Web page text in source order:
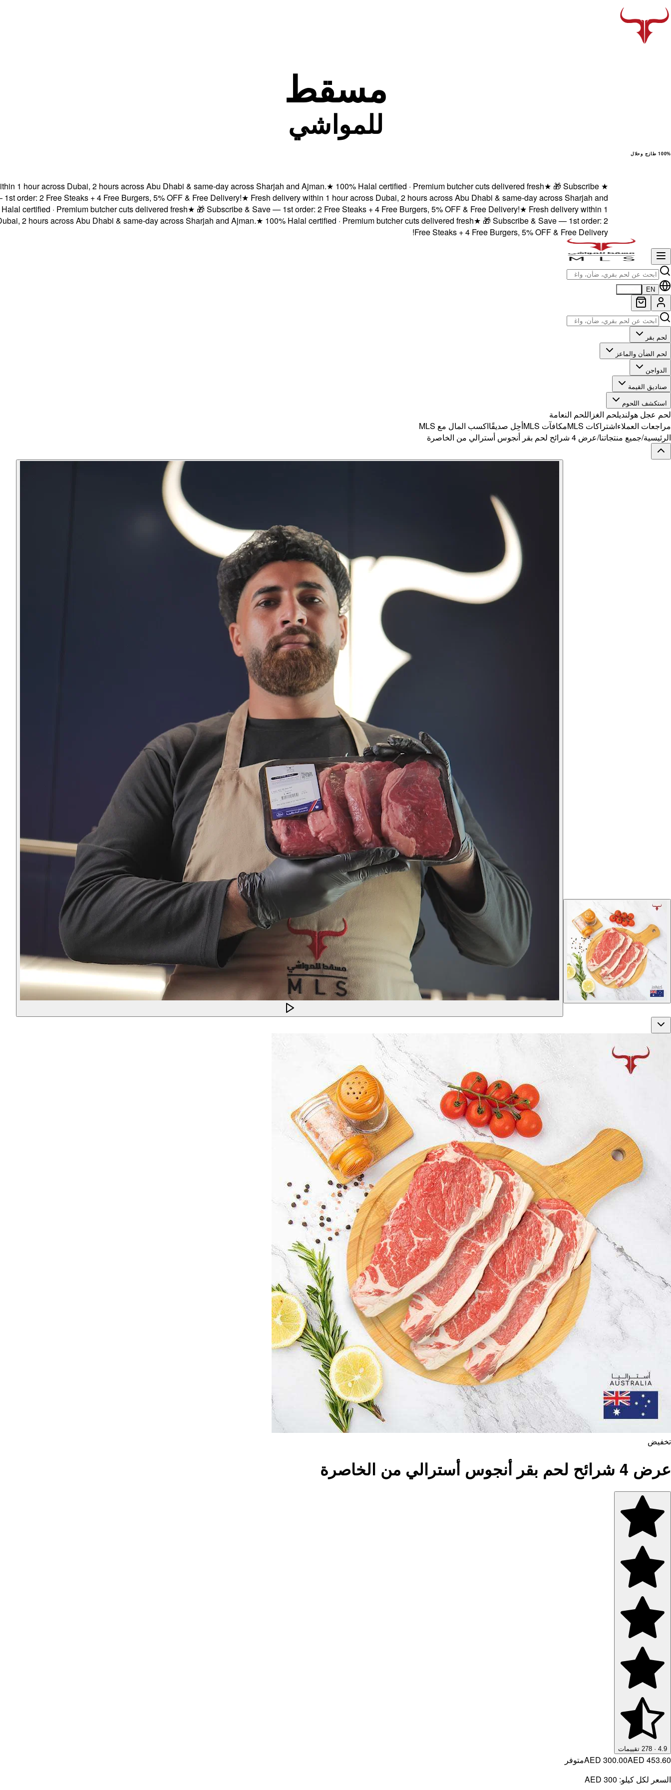
مسقط
للمواشي
100% طازج وحلال
★
hour across Dubai, 2 hours across Abu Dhabi & same-day across Sharjah and Ajman.★100% Halal certified · Premium butcher cuts delivered fresh ★🎁 Subscribe
2 Free Steaks + 4 Free Burgers, 5% OFF & Free Delivery!★Fresh delivery within 1 hour across Dubai, 2 hours across Abu Dhabi & same-day across Sharjah and
· Premium butcher cuts delivered fresh ★🎁 Subscribe & Save — 1st order: 2 Free Steaks + 4 Free Burgers, 5% OFF & Free Delivery!★Fresh delivery within 1
hours across Abu Dhabi & same-day across Sharjah and Ajman.★100% Halal certified · Premium butcher cuts delivered fresh ★🎁 Subscribe & Save — 1st order: 2
Free Steaks + 4 Free Burgers, 5% OFF & Free Delivery!
EN
لحم بقر
لحم الضأن والماعز
الدواجن
صناديق القيمة
استكشف اللحوم
لحم عجل هولنديلحم الغزاللحم النعامة
مراجعات العملاءاشتراكات MLS مكافآت MLS أحِل صديقًااكسب المال مع MLS
الرئيسية/جميع منتجاتنا/عرض 4 شرائح لحم بقر أنجوس أسترالي من الخاصرة
تخفيض
عرض 4 شرائح لحم بقر أنجوس أسترالي من الخاصرة
4.9
·
278 تقييمات
AED 300.00AED 453.60
متوفر
السعر لكل كيلو: AED 300